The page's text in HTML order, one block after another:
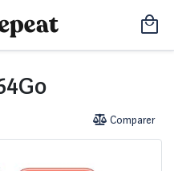
Comparer